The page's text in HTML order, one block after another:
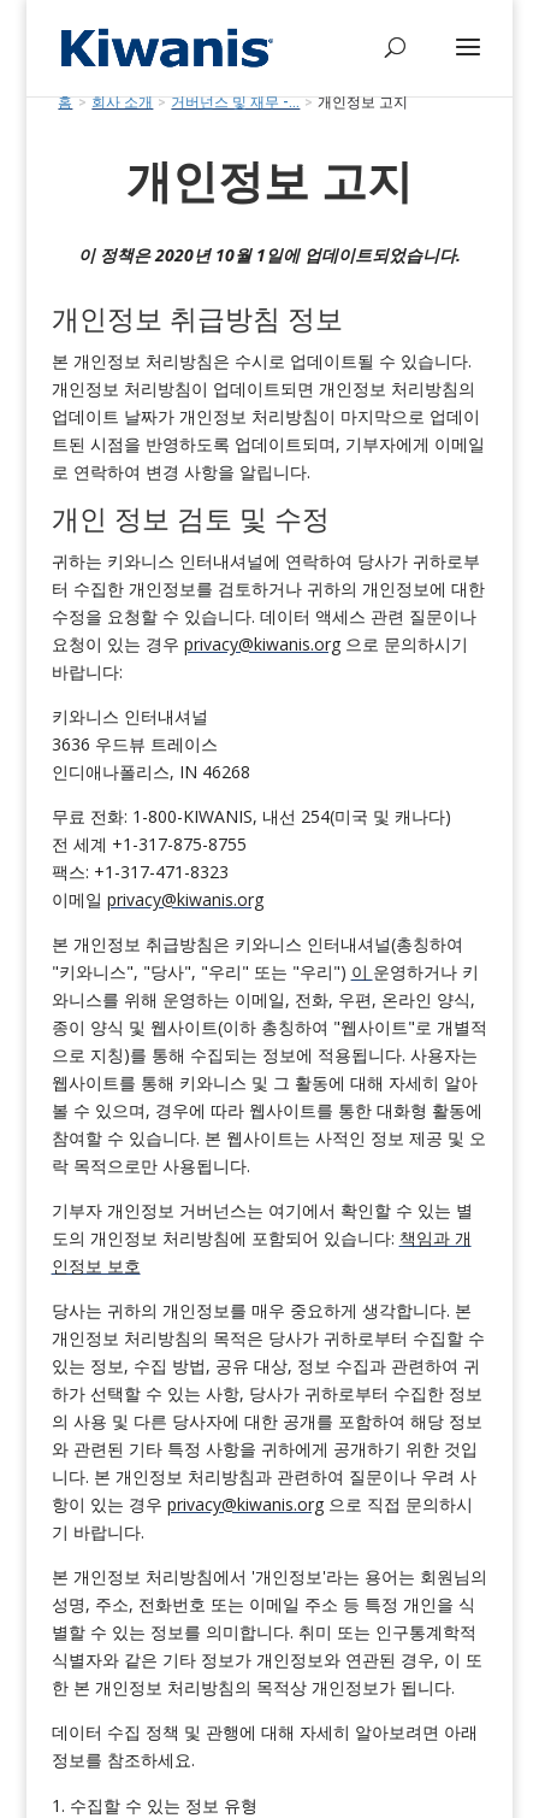
홈 > 회사 소개 > 거버넌스 및 재무 -... > 개인정보 고지
개인정보 고지
이 정책은 2020년 10월 1일에 업데이트되었습니다.
개인정보 취급방침 정보
본 개인정보 처리방침은 수시로 업데이트될 수 있습니다.
개인정보 처리방침이 업데이트되면 개인정보 처리방침의
업데이트 날짜가 개인정보 처리방침이 마지막으로 업데이
트된 시점을 반영하도록 업데이트되며, 기부자에게 이메일
로 연락하여 변경 사항을 알립니다.
개인 정보 검토 및 수정
귀하는 키와니스 인터내셔널에 연락하여 당사가 귀하로부
터 수집한 개인정보를 검토하거나 귀하의 개인정보에 대한
수정을 요청할 수 있습니다. 데이터 액세스 관련 질문이나
요청이 있는 경우 privacy@kiwanis.org으로 문의하시기
바랍니다:
키와니스 인터내셔널
3636 우드뷰 트레이스
인디애나폴리스, IN 46268
무료 전화: 1-800-KIWANIS, 내선 254(미국 및 캐나다)
전 세계 +1-317-875-8755
팩스: +1-317-471-8323
이메일 privacy@kiwanis.org
본 개인정보 취급방침은 키와니스 인터내셔널(총칭하여
"키와니스", "당사", "우리" 또는 "우리") 이 운영하거나 키
와니스를 위해 운영하는 이메일, 전화, 우편, 온라인 양식,
종이 양식 및 웹사이트(이하 총칭하여 "웹사이트"로 개별적
으로 지칭)를 통해 수집되는 정보에 적용됩니다. 사용자는
웹사이트를 통해 키와니스 및 그 활동에 대해 자세히 알아
볼 수 있으며, 경우에 따라 웹사이트를 통한 대화형 활동에
참여할 수 있습니다. 본 웹사이트는 사적인 정보 제공 및 오
락 목적으로만 사용됩니다.
기부자 개인정보 거버넌스는 여기에서 확인할 수 있는 별
도의 개인정보 처리방침에 포함되어 있습니다: 책임과 개
인정보 보호
당사는 귀하의 개인정보를 매우 중요하게 생각합니다. 본
개인정보 처리방침의 목적은 당사가 귀하로부터 수집할 수
있는 정보, 수집 방법, 공유 대상, 정보 수집과 관련하여 귀
하가 선택할 수 있는 사항, 당사가 귀하로부터 수집한 정보
의 사용 및 다른 당사자에 대한 공개를 포함하여 해당 정보
와 관련된 기타 특정 사항을 귀하에게 공개하기 위한 것입
니다. 본 개인정보 처리방침과 관련하여 질문이나 우려 사
항이 있는 경우 privacy@kiwanis.org으로 직접 문의하시
기 바랍니다.
본 개인정보 처리방침에서 '개인정보'라는 용어는 회원님의
성명, 주소, 전화번호 또는 이메일 주소 등 특정 개인을 식
별할 수 있는 정보를 의미합니다. 취미 또는 인구통계학적
식별자와 같은 기타 정보가 개인정보와 연관된 경우, 이 또
한 본 개인정보 처리방침의 목적상 개인정보가 됩니다.
데이터 수집 정책 및 관행에 대해 자세히 알아보려면 아래
정보를 참조하세요.
수집할 수 있는 정보 유형